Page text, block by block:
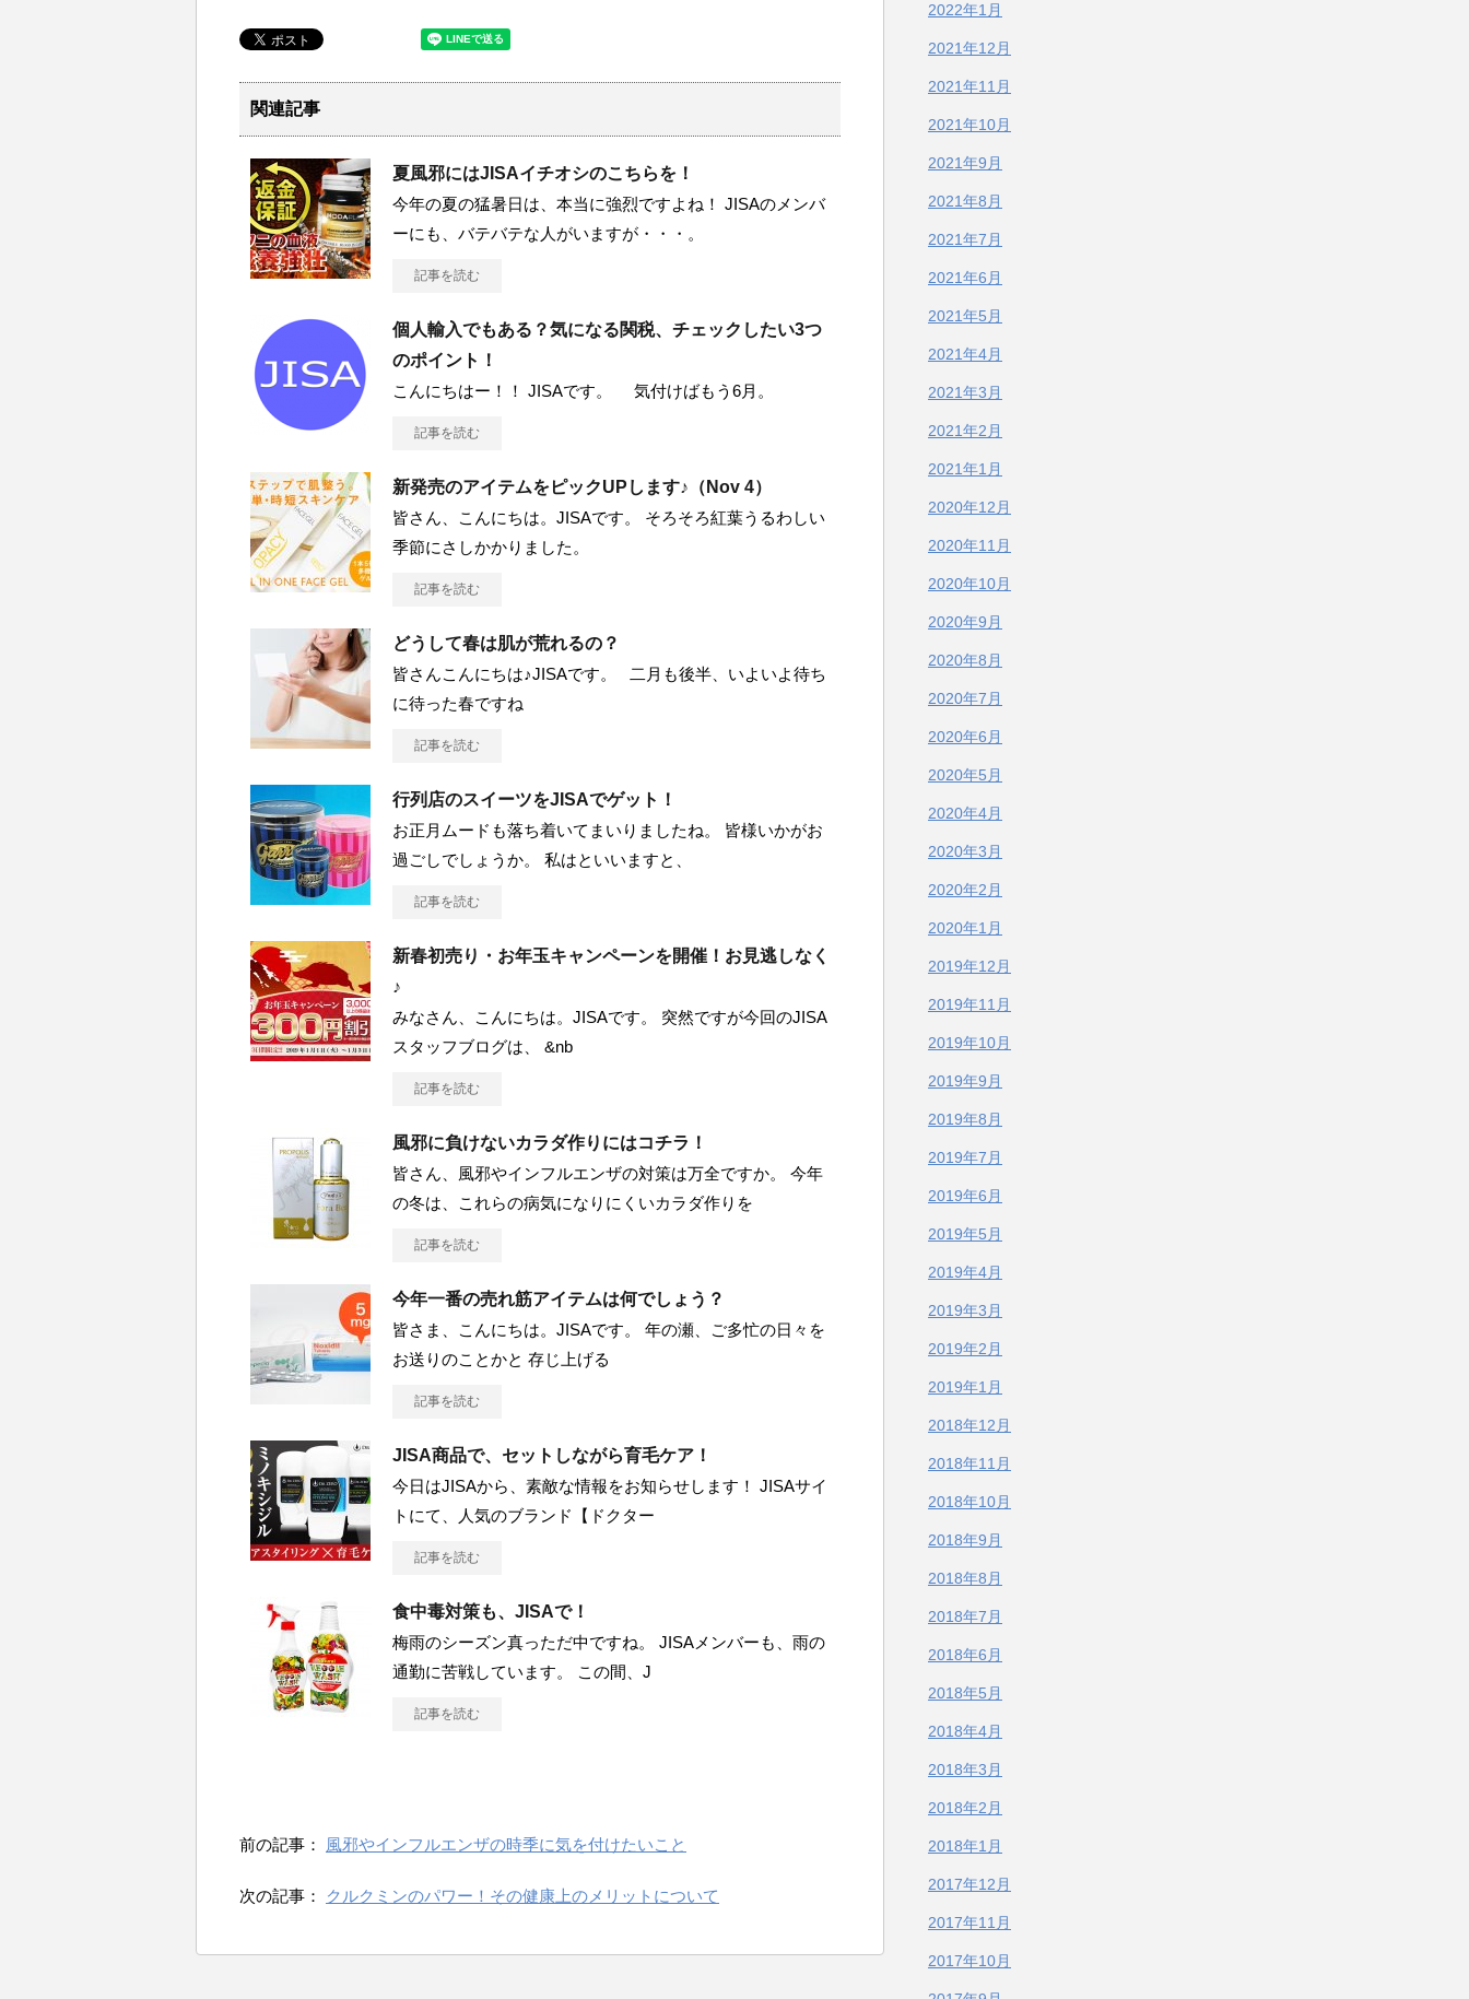
関連記事
夏風邪にはJISAイチオシのこちらを！
今年の夏の猛暑日は、本当に強烈ですよね！ JISAのメンバ
ーにも、バテバテな人がいますが・・・。
記事を読む
個人輸入でもある？気になる関税、チェックしたい3つ
のポイント！
こんにちはー！！ JISAです。 気付けばもう6月。
記事を読む
新発売のアイテムをピックUPします♪（Nov 4）
皆さん、こんにちは。JISAです。 そろそろ紅葉うるわしい
季節にさしかかりました。
記事を読む
どうして春は肌が荒れるの？
皆さんこんにちは♪JISAです。 二月も後半、いよいよ待ち
に待った春ですね
記事を読む
行列店のスイーツをJISAでゲット！
お正月ムードも落ち着いてまいりましたね。 皆様いかがお
過ごしでしょうか。 私はといいますと、
記事を読む
新春初売り・お年玉キャンペーンを開催！お見逃しなく
♪
みなさん、こんにちは。JISAです。 突然ですが今回のJISA
スタッフブログは、 &nb
記事を読む
風邪に負けないカラダ作りにはコチラ！
皆さん、風邪やインフルエンザの対策は万全ですか。 今年
の冬は、これらの病気になりにくいカラダ作りを
記事を読む
今年一番の売れ筋アイテムは何でしょう？
皆さま、こんにちは。JISAです。 年の瀬、ご多忙の日々を
お送りのことかと 存じ上げる
記事を読む
JISA商品で、セットしながら育毛ケア！
今日はJISAから、素敵な情報をお知らせします！ JISAサイ
トにて、人気のブランド【ドクター
記事を読む
食中毒対策も、JISAで！
梅雨のシーズン真っただ中ですね。 JISAメンバーも、雨の
通勤に苦戦しています。 この間、J
記事を読む
前の記事： 風邪やインフルエンザの時季に気を付けたいこと
次の記事： クルクミンのパワー！その健康上のメリットについて
2022年1月
2021年12月
2021年11月
2021年10月
2021年9月
2021年8月
2021年7月
2021年6月
2021年5月
2021年4月
2021年3月
2021年2月
2021年1月
2020年12月
2020年11月
2020年10月
2020年9月
2020年8月
2020年7月
2020年6月
2020年5月
2020年4月
2020年3月
2020年2月
2020年1月
2019年12月
2019年11月
2019年10月
2019年9月
2019年8月
2019年7月
2019年6月
2019年5月
2019年4月
2019年3月
2019年2月
2019年1月
2018年12月
2018年11月
2018年10月
2018年9月
2018年8月
2018年7月
2018年6月
2018年5月
2018年4月
2018年3月
2018年2月
2018年1月
2017年12月
2017年11月
2017年10月